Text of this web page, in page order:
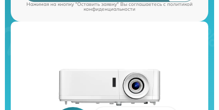
Нажимая на кнопку "Оставить заявку" Вы соглашаетесь cполитикой
конфиденциальности